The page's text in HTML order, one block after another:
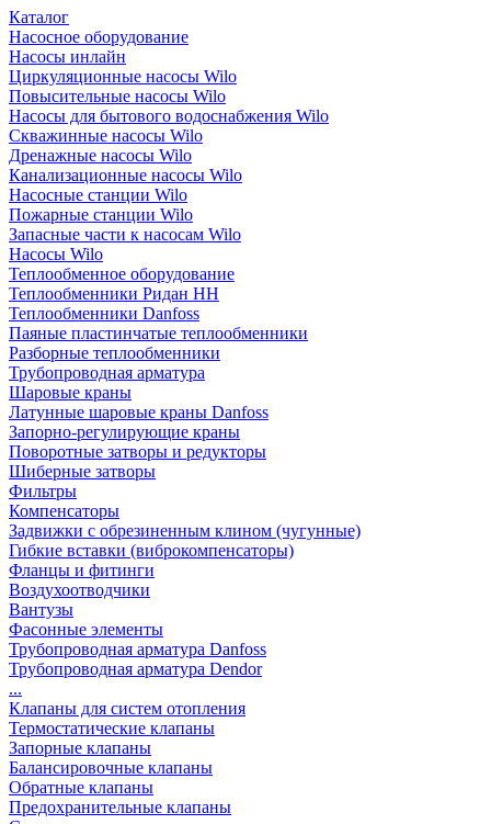
Каталог
Насосное оборудование
Насосы инлайн
Циркуляционные насосы Wilo
Повысительные насосы Wilo
Насосы для бытового водоснабжения Wilo
Скважинные насосы Wilo
Дренажные насосы Wilo
Канализационные насосы Wilo
Насосные станции Wilo
Пожарные станции Wilo
Запасные части к насосам Wilo
Насосы Wilo
Теплообменное оборудование
Теплообменники Ридан НН
Теплообменники Danfoss
Паяные пластинчатые теплообменники
Разборные теплообменники
Трубопроводная арматура
Шаровые краны
Латунные шаровые краны Danfoss
Запорно-регулирующие краны
Поворотные затворы и редукторы
Шиберные затворы
Фильтры
Компенсаторы
Задвижки с обрезиненным клином (чугунные)
Гибкие вставки (виброкомпенсаторы)
Фланцы и фитинги
Воздухоотводчики
Вантузы
Фасонные элементы
Трубопроводная арматура Danfoss
Трубопроводная арматура Dendor
...
Клапаны для систем отопления
Термостатические клапаны
Запорные клапаны
Балансировочные клапаны
Обратные клапаны
Предохранительные клапаны